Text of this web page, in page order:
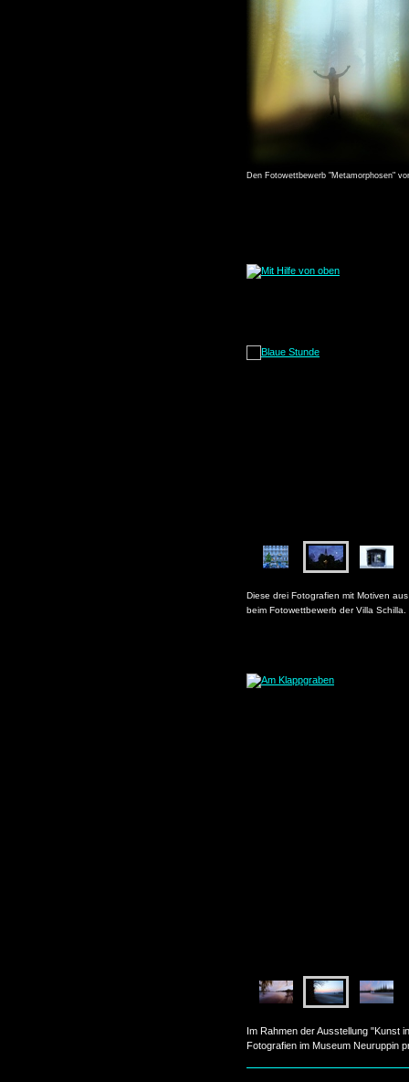
Den Fotowettbewerb "Metamorphosen"
Diese drei Fotografien mit Motiven
beim Fotowettbewerb der Villa Schilla.
Im Rahmen der Ausstellung "Kunst
Fotografien im Museum Neuruppin